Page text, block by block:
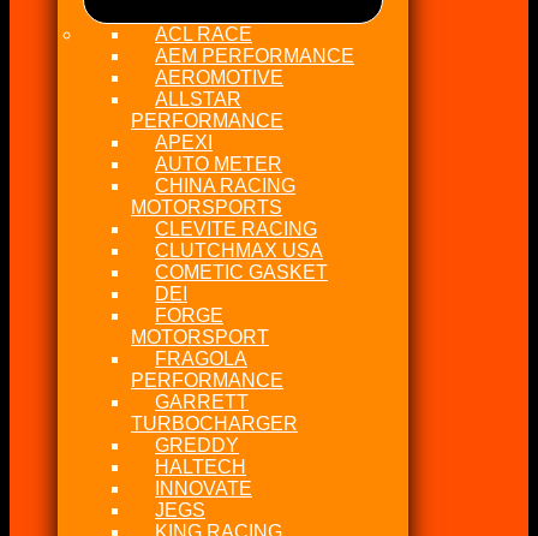
ACL RACE
AEM PERFORMANCE
AEROMOTIVE
ALLSTAR
PERFORMANCE
APEXI
AUTO METER
CHINA RACING
MOTORSPORTS
CLEVITE RACING
CLUTCHMAX USA
COMETIC GASKET
DEI
FORGE
MOTORSPORT
FRAGOLA
PERFORMANCE
GARRETT
TURBOCHARGER
GREDDY
HALTECH
INNOVATE
JEGS
KING RACING